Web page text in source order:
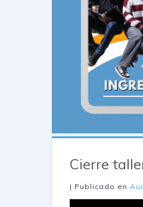
Cierre
| Publicado en